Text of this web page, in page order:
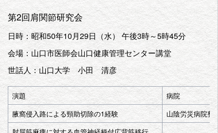
第2回肩関節研究会
日時：昭和50年10月29日（水） 午後3時～5時45分
会場：山口市医師会山口健康管理センター講堂
世話人：山口大学 小田 清彦
演題
病院
腋窩侵入路による頸助切除の1経験
山陰労災病院整